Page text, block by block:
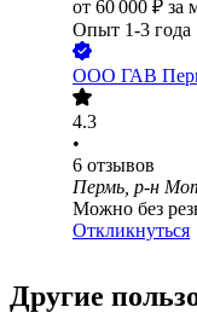
от 60 000 ₽ за
Опыт 1-3 года
ООО ГАВ
4.3
•
6 отзывов
Пермь, р-н
Можно без
Откликнуться
Другие